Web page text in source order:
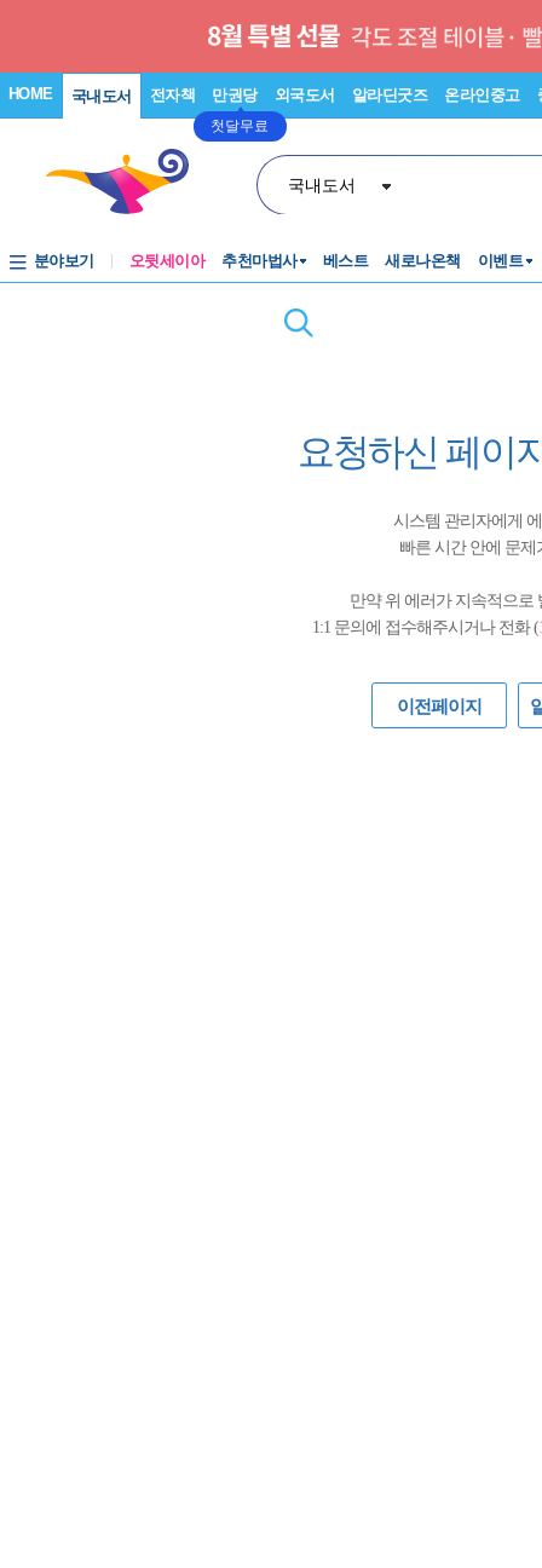
HOME 국내도서 전자책 만권당
첫달무료
외국도서 알라딘굿즈 온라인중고
국내도서
분야보기 오뒷세이아 추천마법사 베스트 새로나온책 이벤트
요청하신 페이
시스템 관리자에게
빠른 시간 안에 문
만약 위 에러가 지속적으로
1:1 문의에 접수해주시거나 전화 (
이전페이지